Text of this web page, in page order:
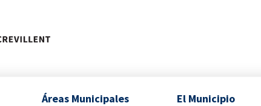
Áreas Municipales El Municipio